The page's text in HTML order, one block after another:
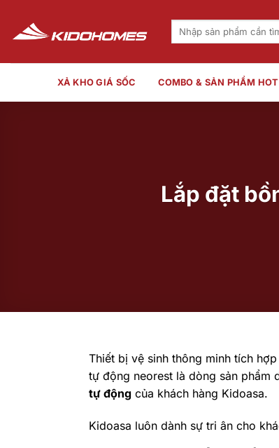
nội
dung
Tìm
XẢ KHO GIÁ SỐC COMBO & SẢN PHẨM HOT
Lắp đặt
Thiết bị vệ sinh thông minh tích
tự động neorest là dòng sản phẩm
tự động của khách hàng Kidoasa.
Kidoasa luôn dành sự tri ân cho